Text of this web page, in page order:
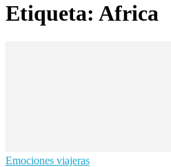
Etiqueta: Africa
Emociones viajeras